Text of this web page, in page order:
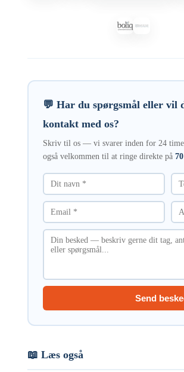
💬 Har du spørgsmål eller vil
kontakt med os?
Skriv til os — vi svarer inden for 24
også velkommen til at ringe direkte på
Send
📖 Læs også